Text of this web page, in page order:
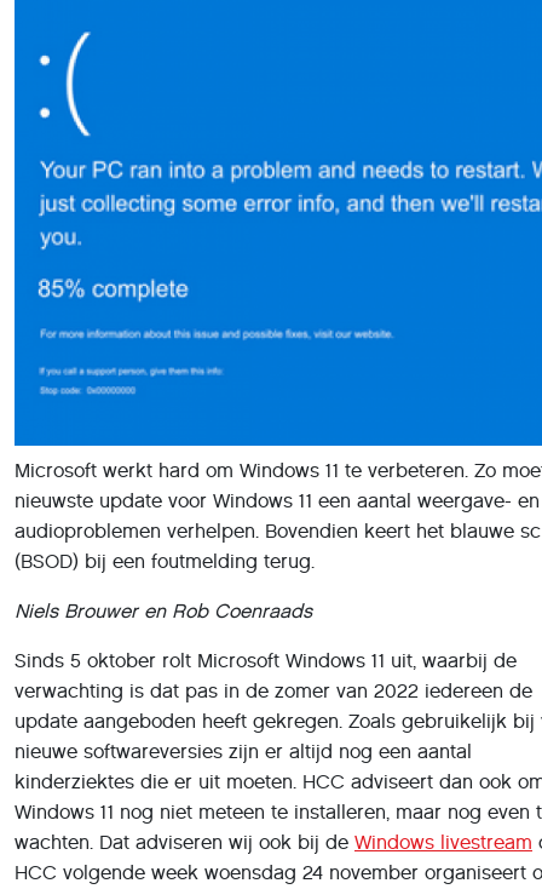
Microsoft werkt hard om Windows 11 te verbeteren. Zo
nieuwste update voor Windows 11 een aantal weergave- en
audioproblemen verhelpen. Bovendien keert het blauwe
(BSOD) bij een foutmelding terug.
Niels Brouwer en Rob Coenraads
Sinds 5 oktober rolt Microsoft Windows 11 uit, waarbij de
verwachting is dat pas in de zomer van 2022 iedereen de
update aangeboden heeft gekregen. Zoals gebruikelijk bij
nieuwe softwareversies zijn er altijd nog een aantal
kinderziektes die er uit moeten. HCC adviseert dan ook
Windows 11 nog niet meteen te installeren, maar nog even
wachten. Dat adviseren wij ook bij de Windows livestream
HCC volgende week woensdag 24 november organiseert